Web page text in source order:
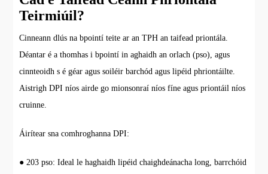
Teirmiúil?
Cinneann dlús na bpointí teite ar an TPH an taifead priontála.
Déantar é a thomhas i bpointí in aghaidh an orlach (pso), agus
cinnteoidh s é géar agus soiléir barchód agus lipéid phriontáilte.
Aistrigh DPI níos airde go mionsonraí níos fíne agus priontáil níos
cruinne.
Áirítear sna comhroghanna DPI:
● 203 pso: Ideal le haghaidh lipéid chaighdeánacha long, barrchóid